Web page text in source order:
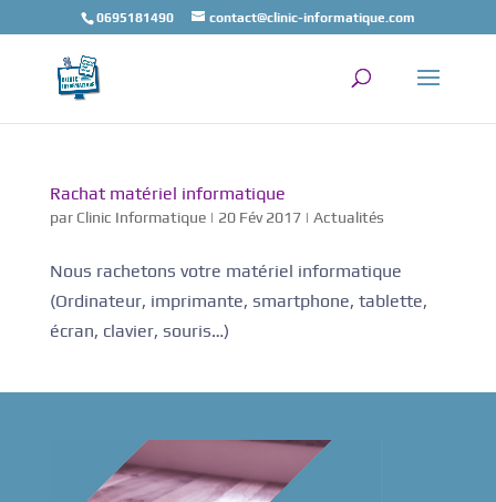
0695181490 contact@clinic-informatique.com
Rachat matériel informatique
par Clinic Informatique| 20 Fév 2017| Actualités
Nous rachetons votre matériel informatique
(Ordinateur, imprimante, smartphone, tablette,
écran, clavier, souris…)